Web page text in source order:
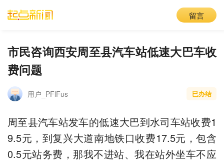
留言
市民咨询西安周至县汽车站低速大巴车收
费问题
用户_PFlFus 已办结
周至县汽车站发车的低速大巴到水司车站收费1
9.5元，到复兴大道南地铁口收费17.5元，包含
0.5元站务费，那我不进站、我在站外坐车不应